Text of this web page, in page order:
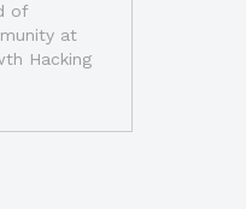
of
at
Hacking